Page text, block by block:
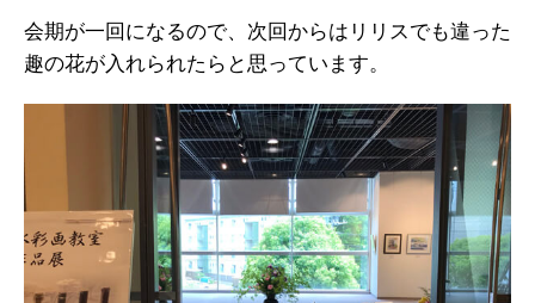
会期が一回になるので、次回からはリリスでも違った
趣の花が入れられたらと思っています。